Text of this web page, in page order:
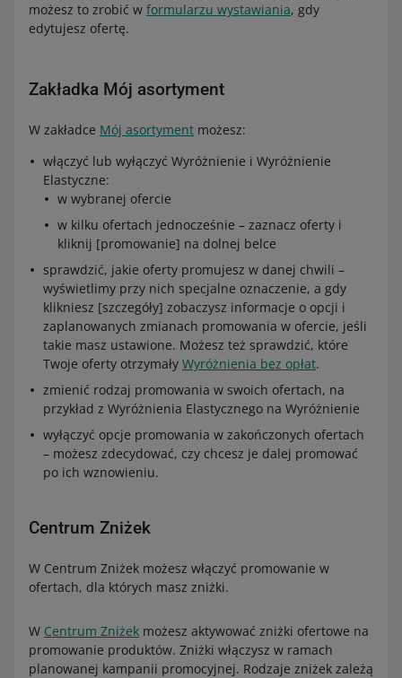
możesz to zrobić w formularzu wystawiania, gdy
edytujesz ofertę.
Zakładka Mój asortyment
W zakładce Mój asortyment możesz:
włączyć lub wyłączyć Wyróżnienie i Wyróżnienie
Elastyczne:
w wybranej ofercie
w kilku ofertach jednocześnie – zaznacz oferty i
kliknij [promowanie] na dolnej belce
sprawdzić, jakie oferty promujesz w danej chwili –
wyświetlimy przy nich specjalne oznaczenie, a gdy
klikniesz [szczegóły] zobaczysz informacje o opcji i
zaplanowanych zmianach promowania w ofercie, jeśli
takie masz ustawione. Możesz też sprawdzić, które
Twoje oferty otrzymały Wyróżnienia bez opłat.
zmienić rodzaj promowania w swoich ofertach, na
przykład z Wyróżnienia Elastycznego na Wyróżnienie
wyłączyć opcje promowania w zakończonych ofertach
– możesz zdecydować, czy chcesz je dalej promować
po ich wznowieniu.
Centrum Zniżek
W Centrum Zniżek możesz włączyć promowanie w
ofertach, dla których masz zniżki.
W Centrum Zniżek możesz aktywować zniżki ofertowe na
promowanie produktów. Zniżki włączysz w ramach
planowanej kampanii promocyjnej. Rodzaje zniżek zależą